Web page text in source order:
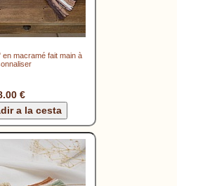
macramé fait main à
€